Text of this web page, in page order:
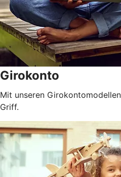
Girokonto
Mit unseren
Griff.